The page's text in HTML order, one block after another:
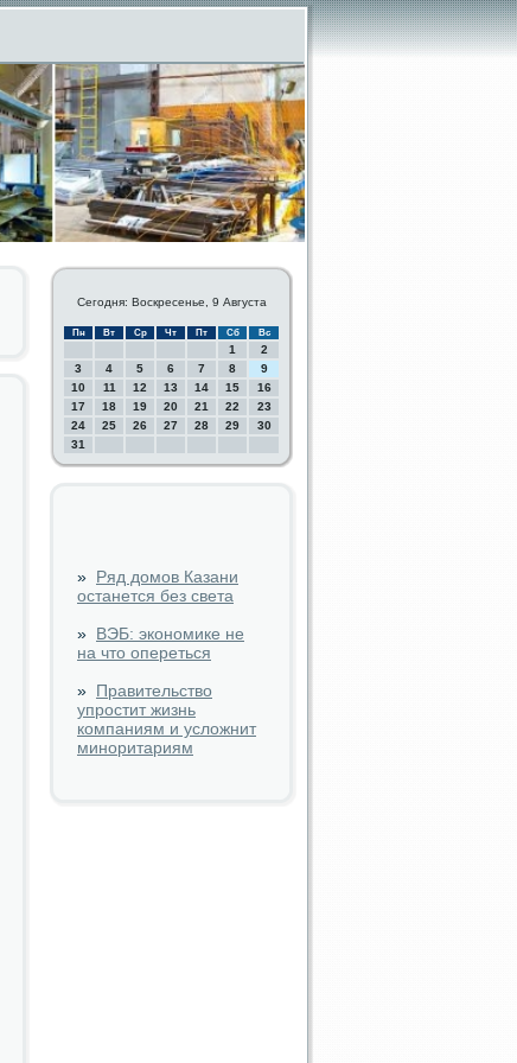
Сегодня: Воскресенье, 9 Августа
Пн Вт Ср Чт Пт Сб Вс
1
2
3
4 5 6 7 8
9
10
11 12 13 14 15
16
17
18 19 20 21 22
23
24
25 26 27 28 29
30
31
» Ряд домов Казани
останется без света
» ВЭБ: экономике не
на что опереться
» Правительство
упростит жизнь
компаниям и усложнит
миноритариям